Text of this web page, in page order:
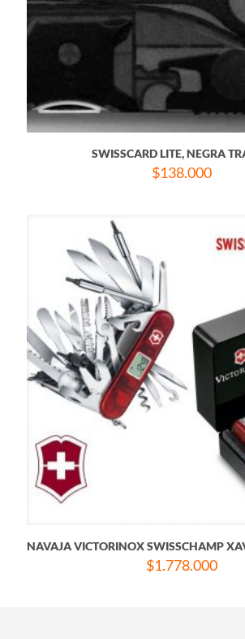
SWISSCARD LITE, NEGRA
$138.000
NAVAJA VICTORINOX SWISSCHAMP
$1.778.000